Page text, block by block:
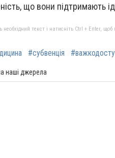
що вони підтримають
текст і натисніть Ctrl + Enter,
#субвенція
наші джерела